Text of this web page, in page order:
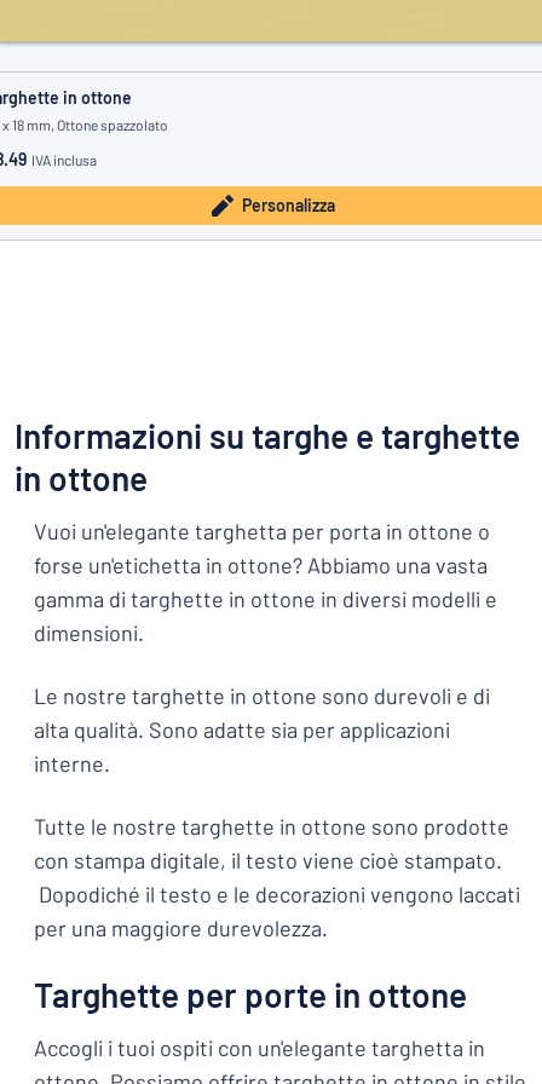
in ottone
18 mm, Ottone spazzolato
IVA inclusa
Personalizza
Informazioni su targhe e targhette
in ottone
Vuoi un'elegante targhetta per porta in ottone o
forse un'etichetta in ottone? Abbiamo una vasta
gamma di targhette in ottone in diversi modelli e
dimensioni.
Le nostre targhette in ottone sono durevoli e di
alta qualità. Sono adatte sia per applicazioni
interne.
Tutte le nostre targhette in ottone sono prodotte
con stampa digitale, il testo viene cioè stampato.
Dopodiché il testo e le decorazioni vengono laccati
per una maggiore durevolezza.
Targhette per porte in ottone
Accogli i tuoi ospiti con un'elegante targhetta in